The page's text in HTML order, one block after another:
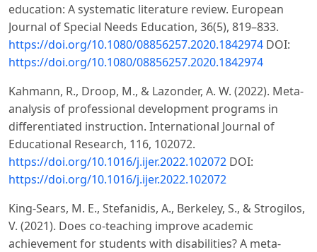
education: A systematic literature review. European
Journal of Special Needs Education, 36(5), 819–833.
https://doi.org/10.1080/08856257.2020.1842974 DOI:
https://doi.org/10.1080/08856257.2020.1842974
Kahmann, R., Droop, M., & Lazonder, A. W. (2022). Meta-
analysis of professional development programs in
differentiated instruction. International Journal of
Educational Research, 116, 102072.
https://doi.org/10.1016/j.ijer.2022.102072 DOI:
https://doi.org/10.1016/j.ijer.2022.102072
King-Sears, M. E., Stefanidis, A., Berkeley, S., & Strogilos,
V. (2021). Does co-teaching improve academic
achievement for students with disabilities? A meta-